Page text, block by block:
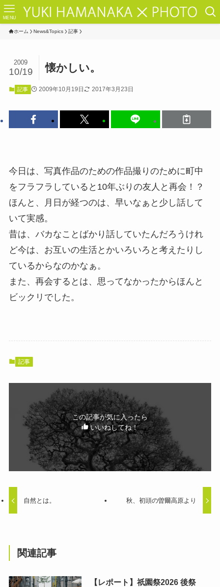
MENU
ホーム News&Topics 記事
懐かしい。
2009
10/19
記事 2009年10月19日 2017年3月23日
今日は、写真作品のための作品撮りのために町中
をフラフラしていると10年ぶりの友人と再会！？
ほんと、月日が経つのは、早いなぁと少し話して
いて実感。
昔は、バカなことばかり話していたんだろうけれ
ど今は、お互いの生活とかいろいろと考えたりし
ているからなのかなぁ。
また、再会するとは、思ってなかったからほんと
ビックリでした。
記事
この記事が気に入ったら
いいねしてね！
自然とは。 秋、初頭の曽爾高原より
関連記事
【レポート】祇園祭2026 後祭